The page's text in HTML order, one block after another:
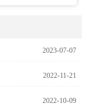
2023-07-07
2022-11-21
2022-10-09